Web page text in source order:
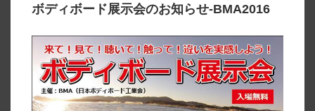
ボディボード展示会のお知らせ-BMA2016